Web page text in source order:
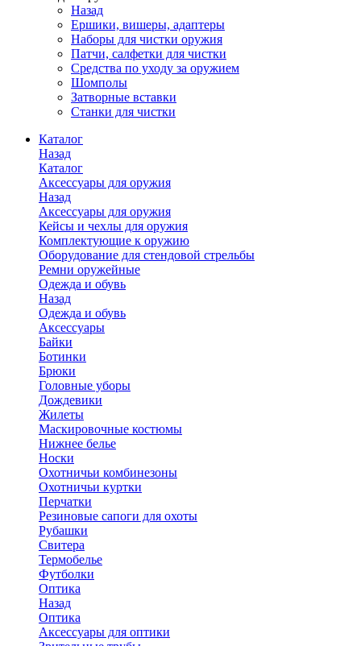
Назад
Ершики, вишеры, адаптеры
Наборы для чистки оружия
Патчи, салфетки для чистки
Средства по уходу за оружием
Шомполы
Затворные вставки
Станки для чистки
Каталог
Назад
Каталог
Аксессуары для оружия
Назад
Аксессуары для оружия
Кейсы и чехлы для оружия
Комплектующие к оружию
Оборудование для стендовой стрельбы
Ремни оружейные
Одежда и обувь
Назад
Одежда и обувь
Аксессуары
Байки
Ботинки
Брюки
Головные уборы
Дождевики
Жилеты
Маскировочные костюмы
Нижнее белье
Носки
Охотничьи комбинезоны
Охотничьи куртки
Перчатки
Резиновые сапоги для охоты
Рубашки
Свитера
Термобелье
Футболки
Оптика
Назад
Оптика
Аксессуары для оптики